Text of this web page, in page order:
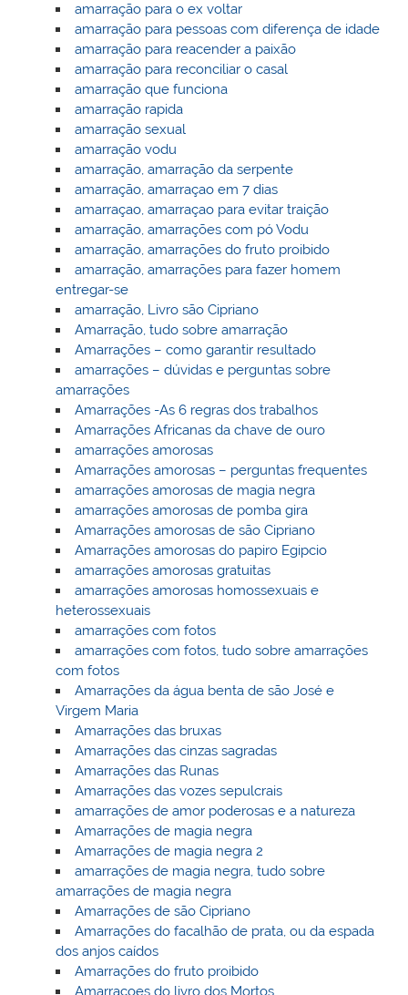
amarração para o ex voltar
amarração para pessoas com diferença de idade
amarração para reacender a paixão
amarração para reconciliar o casal
amarração que funciona
amarração rapida
amarração sexual
amarração vodu
amarração, amarração da serpente
amarração, amarraçao em 7 dias
amarraçao, amarraçao para evitar traição
amarração, amarrações com pó Vodu
amarração, amarrações do fruto proibido
amarração, amarrações para fazer homem
entregar-se
amarração, Livro são Cipriano
Amarração, tudo sobre amarração
Amarrações – como garantir resultado
amarrações – dúvidas e perguntas sobre
amarrações
Amarrações -As 6 regras dos trabalhos
Amarrações Africanas da chave de ouro
amarrações amorosas
Amarrações amorosas – perguntas frequentes
amarrações amorosas de magia negra
amarrações amorosas de pomba gira
Amarrações amorosas de são Cipriano
Amarrações amorosas do papiro Egipcio
amarrações amorosas gratuitas
amarrações amorosas homossexuais e
heterossexuais
amarrações com fotos
amarrações com fotos, tudo sobre amarrações
com fotos
Amarrações da água benta de são José e
Virgem Maria
Amarrações das bruxas
Amarrações das cinzas sagradas
Amarrações das Runas
Amarrações das vozes sepulcrais
amarrações de amor poderosas e a natureza
Amarrações de magia negra
Amarrações de magia negra 2
amarrações de magia negra, tudo sobre
amarrações de magia negra
Amarrações de são Cipriano
Amarrações do facalhão de prata, ou da espada
dos anjos caídos
Amarrações do fruto proibido
Amarraçoes do livro dos Mortos